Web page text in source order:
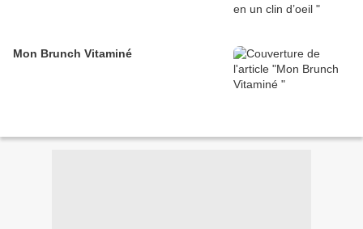
Mon Brunch Vitaminé